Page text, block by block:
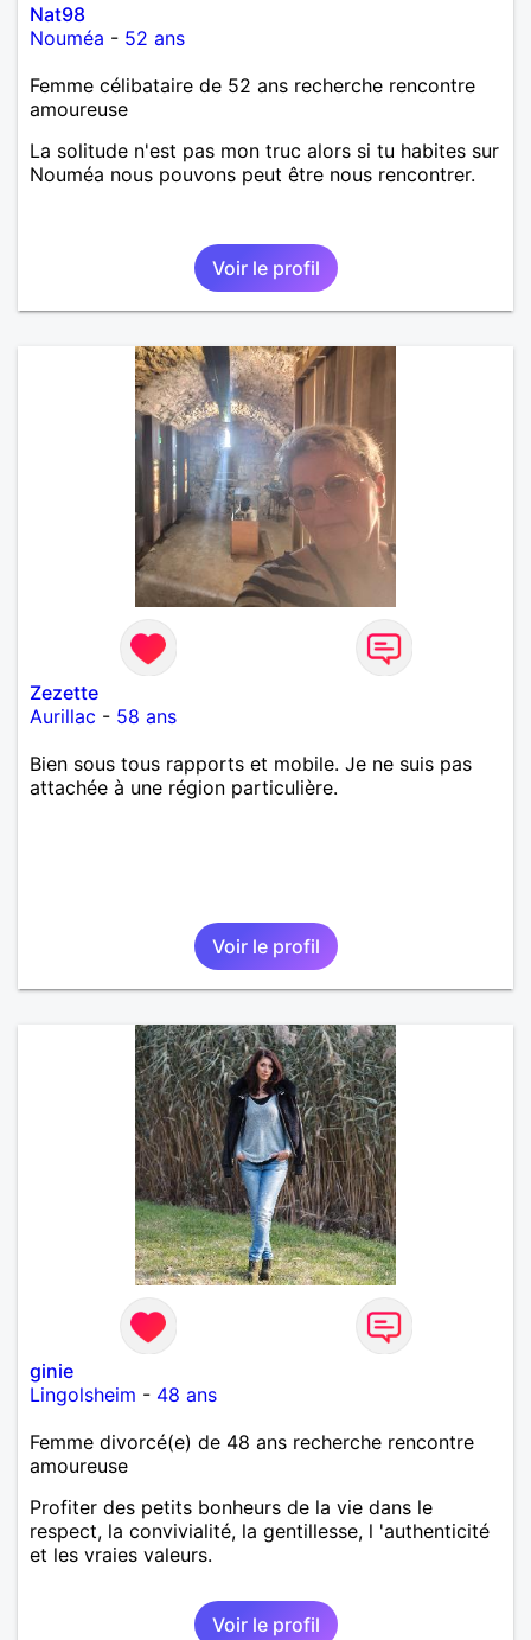
Nat98
Nouméa - 52 ans
Femme célibataire de 52 ans recherche rencontre
amoureuse
La solitude n'est pas mon truc alors si tu habites sur
Nouméa nous pouvons peut être nous rencontrer.
Voir le profil
Zezette
Aurillac - 58 ans
Bien sous tous rapports et mobile. Je ne suis pas
attachée à une région particulière.
Voir le profil
ginie
Lingolsheim - 48 ans
Femme divorcé(e) de 48 ans recherche rencontre
amoureuse
Profiter des petits bonheurs de la vie dans le
respect, la convivialité, la gentillesse, l 'authenticité
et les vraies valeurs.
Voir le profil